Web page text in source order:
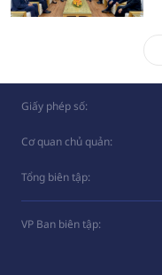
Giấy phép số:
Cơ quan chủ quản:
Tổng biên tập:
VP Ban biên tập: